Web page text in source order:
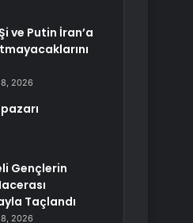
ve Putin İran’a
2026
Gençlerin
Taçlandı
2026